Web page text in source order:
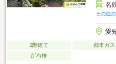
名
その他
愛
2階建て 都市ガス
所有権